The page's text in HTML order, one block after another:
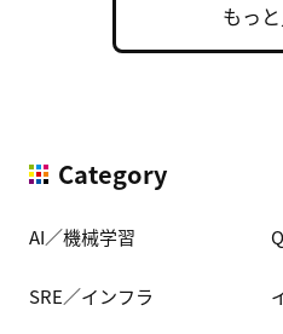
もっ
Category
AI／機械学習
SRE／インフラ